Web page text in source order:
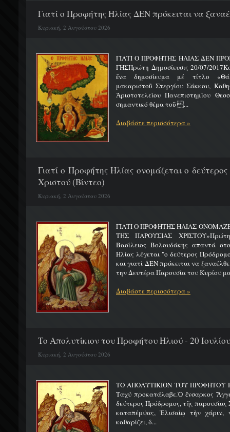
Γιατί ο Προφήτης Ηλίας ΔΕΝ πρόκειται να
Κυριακή, 2 Αυγούστου 2026
ΓΙΑΤΙ Ο ΠΡΟΦΗΤΗΣ ΗΛΙΑΣ ΔΕΝ
ΓΗΣΠρώτη Δημοσίευσις 20/07/
ἕνα δημοσίευμα μέ τίτλο
μακαριστοῦ Στεργίου Σάκκου,
Ἀριστοτελείου Πανεπιστημίου
σημαντικό θέμα τοῦ ...
Διαβάστε περισσότερα »
Γιατί ο Προφήτης Ηλίας ονομάζεται ο
Χριστού (Βίντεο)
Κυριακή, 2 Αυγούστου 2026
ΓΙΑΤΙ Ο ΠΡΟΦΗΤΗΣ ΗΛΙΑΣ
ΤΗΣ ΠΑΡΟΥΣΙΑΣ
Βασίλειος Βολουδάκης απαντά
Ηλίας λέγεται "ο δεύτερος
και γιατί ΔΕΝ πρόκειται να
την Δευτέρα Παρουσία του Κυρίου
Διαβάστε περισσότερα »
Το Απολυτίκιον του Προφήτου Ηλιού - 20 Ιουλίου
Κυριακή, 2 Αυγούστου 2026
ΤΟ ΑΠΟΛΥΤΙΚΙΟΝ ΤΟΥ ΠΡΟΦΗΤΟΥ
Ταχύ προκατάλαβε.Ὁ ἔνσαρκος
δεύτερος Πρόδρομος, τῆς παρουσίας
καταπέμψας, Ἐλισαίῳ τὴν χάριν,
καθαρίζει, δ...